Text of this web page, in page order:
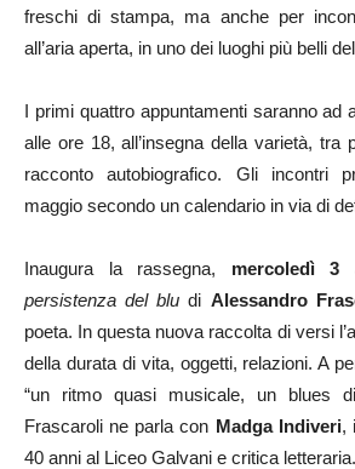
freschi di stampa, ma anche per
all’aria aperta, in uno dei luoghi più belli
I primi quattro appuntamenti saranno ad
alle ore 18, all’insegna della varietà, tra
racconto autobiografico. Gli incontri
maggio secondo un calendario in via di
Inaugura la rassegna, mercoledì 3
persistenza del blu di Alessandro
poeta. In questa nuova raccolta di versi
della durata di vita, oggetti, relazioni. A
“un ritmo quasi musicale, un blues
Frascaroli ne parla con Madga Indiveri,
40 anni al Liceo Galvani e critica letteraria.